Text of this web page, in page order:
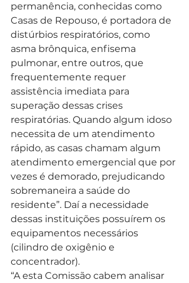
permanência, conhecidas como
Casas de Repouso, é portadora de
distúrbios respiratórios, como
asma brônquica, enfisema
pulmonar, entre outros, que
frequentemente requer
assistência imediata para
superação dessas crises
respiratórias. Quando algum idoso
necessita de um atendimento
rápido, as casas chamam algum
atendimento emergencial que por
vezes é demorado, prejudicando
sobremaneira a saúde do
residente”. Daí a necessidade
dessas instituições possuírem os
equipamentos necessários
(cilindro de oxigênio e
concentrador).
“A esta Comissão cabem analisar